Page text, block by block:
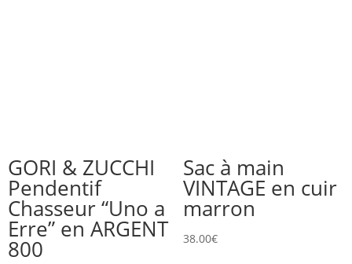
GORI & ZUCCHI
Pendentif
Chasseur “Uno a
Erre” en ARGENT
800
Sac à main
VINTAGE en cuir
marron
38.00€